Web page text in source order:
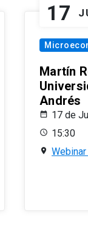
17
Martín
Andrés
17 de
15:30